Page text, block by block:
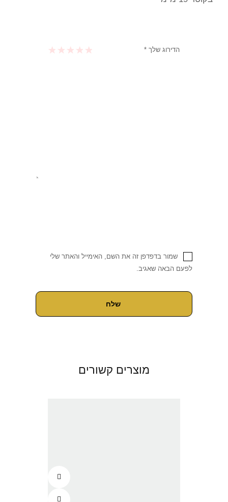
הדירוג שלך * 1 מתוך 5 כוכבים 2 מתוך 5 כוכבים 3 מתוך 5 כוכבים 4 מתוך 5 כוכבים
שמור בדפדפן זה את השם, האימייל והאתר שלי
לפעם הבאה שאגיב.
מוצרים קשורים